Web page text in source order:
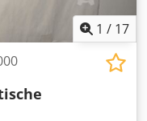
1 / 17